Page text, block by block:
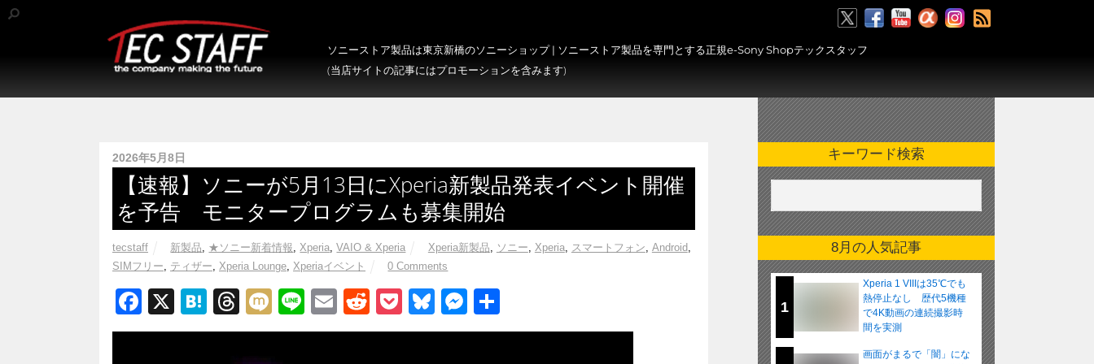
ソニーストア製品は東京新橋のソニーショップ | ソニーストア製品を専門とする正規e-Sony Shopテックスタッフ
(当店サイトの記事にはプロモーションを含みます)
2026年5月8日
【速報】ソニーが5月13日にXperia新製品発表イベント開催
を予告 モニタープログラムも募集開始
tecstaff 新製品, ★ソニー新着情報,Xperia,VAIO & Xperia Xperia新製品, ソニー, Xperia, スマートフォン, Android,
SIMフリー, ティザー, Xperia Lounge, Xperiaイベント 0 Comments
F
a
X
H
at
T
hr
M
ixi
Li
n
E
m
R
e
P
o
Bl
u
M
e
有
キーワード検索
8月の人気記事
1
Xperia 1 VIIIは35℃でも
熱停止なし 歴代5機種
で4K動画の連続撮影時
間を実測
画面がまるで「闇」にな